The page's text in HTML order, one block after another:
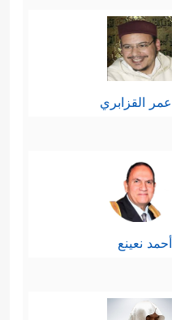
عمر القزابري
أحمد نعينع